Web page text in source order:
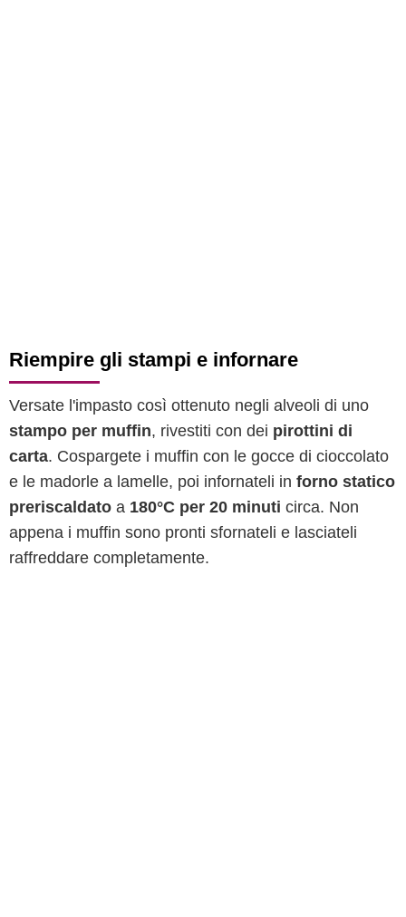
Riempire gli stampi e infornare
Versate l'impasto così ottenuto negli alveoli di uno
stampo per muffin, rivestiti con dei pirottini di
carta. Cospargete i muffin con le gocce di cioccolato
e le madorle a lamelle, poi infornateli in forno statico
preriscaldato a 180°C per 20 minuti circa. Non
appena i muffin sono pronti sfornateli e lasciateli
raffreddare completamente.